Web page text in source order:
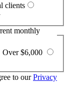
clients
monthly
Over $6,000
to ourPrivacy